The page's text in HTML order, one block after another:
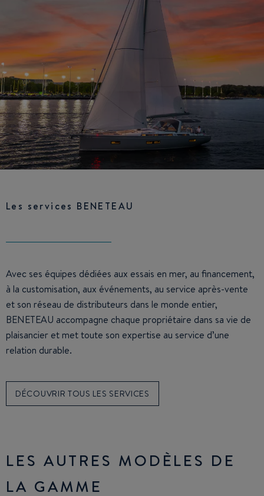
Les services BENETEAU
Avec ses équipes dédiées aux essais en mer, au financement,
à la customisation, aux événements, au service après-vente
et son réseau de distributeurs dans le monde entier,
BENETEAU accompagne chaque propriétaire dans sa vie de
plaisancier et met toute son expertise au service d’une
relation durable.
DÉCOUVRIR TOUS LES SERVICES
LES AUTRES MODÈLES DE
LA GAMME